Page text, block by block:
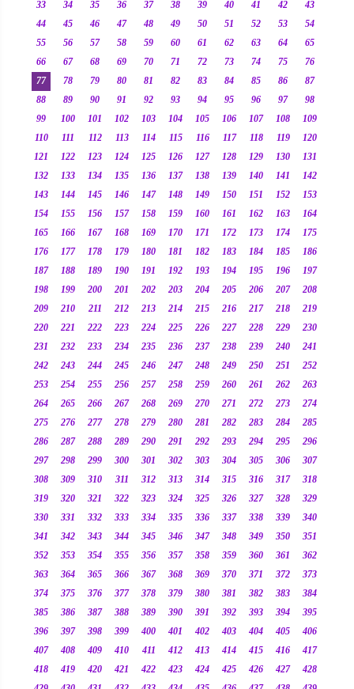
33
34 35 36 37 38 39 40 41 42
43
44
45 46 47 48 49 50 51 52 53
54
55
56 57 58 59 60 61 62 63 64
65
66
67 68 69 70 71 72 73 74 75
76
77
78 79 80 81 82 83 84 85 86
87
88
89 90 91 92 93 94 95 96 97
98
99
100 101 102 103 104 105 106 107 108
109
110
111 112 113 114 115 116 117 118 119
120
121
122 123 124 125 126 127 128 129 130
131
132
133 134 135 136 137 138 139 140 141
142
143
144 145 146 147 148 149 150 151 152
153
154
155 156 157 158 159 160 161 162 163
164
165
166 167 168 169 170 171 172 173 174
175
176
177 178 179 180 181 182 183 184 185
186
187
188 189 190 191 192 193 194 195 196
197
198
199 200 201 202 203 204 205 206 207
208
209
210 211 212 213 214 215 216 217 218
219
220
221 222 223 224 225 226 227 228 229
230
231
232 233 234 235 236 237 238 239 240
241
242
243 244 245 246 247 248 249 250 251
252
253
254 255 256 257 258 259 260 261 262
263
264
265 266 267 268 269 270 271 272 273
274
275
276 277 278 279 280 281 282 283 284
285
286
287 288 289 290 291 292 293 294 295
296
297
298 299 300 301 302 303 304 305 306
307
308
309 310 311 312 313 314 315 316 317
318
319
320 321 322 323 324 325 326 327 328
329
330
331 332 333 334 335 336 337 338 339
340
341
342 343 344 345 346 347 348 349 350
351
352
353 354 355 356 357 358 359 360 361
362
363
364 365 366 367 368 369 370 371 372
373
374
375 376 377 378 379 380 381 382 383
384
385
386 387 388 389 390 391 392 393 394
395
396
397 398 399 400 401 402 403 404 405
406
407
408 409 410 411 412 413 414 415 416
417
418
419 420 421 422 423 424 425 426 427
428